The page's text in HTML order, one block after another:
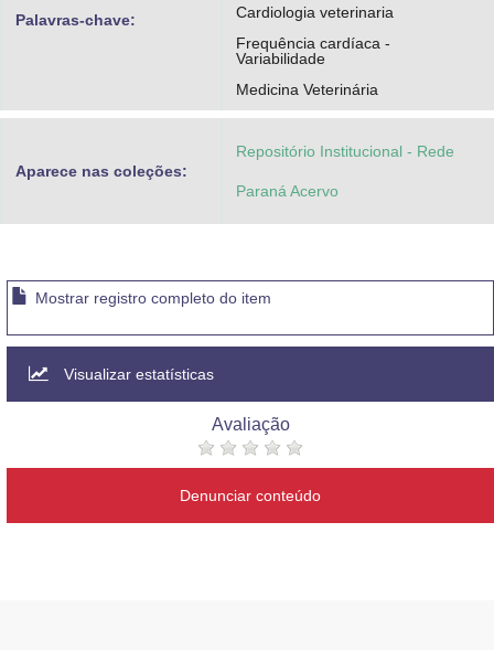
Palavras-chave:
Cardiologia veterinaria
Frequência cardíaca -
Variabilidade
Medicina Veterinária
Aparece nas coleções:
Repositório Institucional - Rede
Paraná Acervo
Mostrar registro completo do item
Visualizar estatísticas
Avaliação
Denunciar conteúdo